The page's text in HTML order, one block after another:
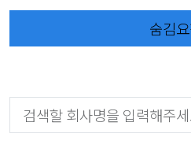
숨김